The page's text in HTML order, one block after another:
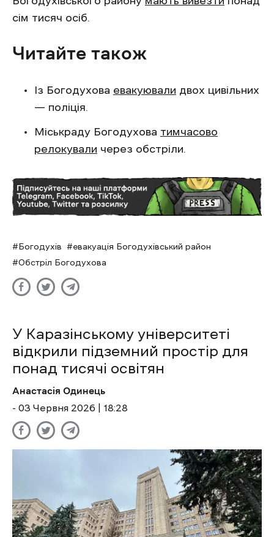
сім тисяч осіб.
Читайте також
Із Богодухова евакуювали двох цивільних
— поліція.
Міськраду Богодухова тимчасово
релокували через обстріли.
Богодухів
евакуація Богодухівський район
Обстріл Богодухова
У Каразінському університеті
відкрили підземний простір для
понад тисячі освітян
Анастасія Одинець
- 03 Червня 2026 | 18:28